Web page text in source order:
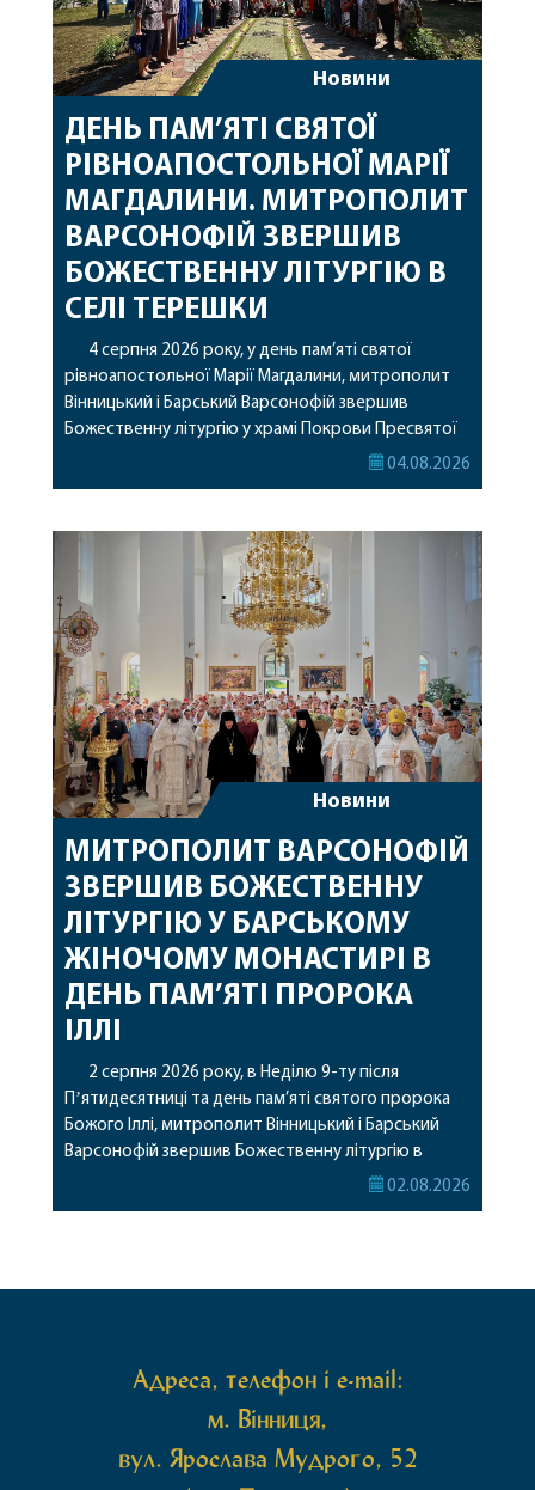
Новини
ДЕНЬ ПАМ’ЯТІ СВЯТОЇ
РІВНОАПОСТОЛЬНОЇ МАРІЇ
МАГДАЛИНИ. МИТРОПОЛИТ
ВАРСОНОФІЙ ЗВЕРШИВ
БОЖЕСТВЕННУ ЛІТУРГІЮ В
СЕЛІ ТЕРЕШКИ
4 серпня 2026 року, у день пам’яті святої
рівноапостольної Марії Магдалини, митрополит
Вінницький і Барський Варсонофій звершив
Божественну літургію у храмі Покрови Пресвятої
Богородиці села Терешки Барського благочиння.
рівноапостольної Марії Магдалини з часткою її
святих мощей, передана зі Святої Гори Афон.
Також для поклоніння вірянам […]
04.08.2026
Новини
МИТРОПОЛИТ ВАРСОНОФІЙ
ЗВЕРШИВ БОЖЕСТВЕННУ
ЛІТУРГІЮ У БАРСЬКОМУ
ЖІНОЧОМУ МОНАСТИРІ В
ДЕНЬ ПАМ’ЯТІ ПРОРОКА
ІЛЛІ
2 серпня 2026 року, в Неділю 9-ту після
Пʼятидесятниці та день пам’яті святого пророка
Божого Іллі, митрополит Вінницький і Барський
Варсонофій звершив Божественну літургію в
Барському жіночому монастирі. Перед початком
02.08.2026
Адреса, телефон і e-mail:
м. Вінниця,
вул. Ярослава Мудрого, 52